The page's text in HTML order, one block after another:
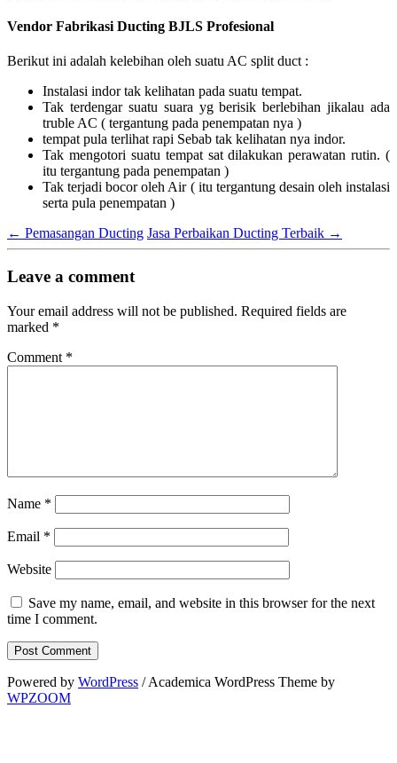
Vendor Fabrikasi Ducting BJLS Profesional
Berikut ini adalah kelebihan oleh suatu AC split duct :
Instalasi indor tak kelihatan pada suatu tempat.
Tak terdengar suatu suara yg berisik berlebihan jikalau ada
truble AC ( tergantung pada penempatan nya )
tempat pula terlihat rapi Sebab tak kelihatan nya indor.
Tak mengotori suatu tempat sat dilakukan perawatan rutin. (
itu tergantung pada penempatan )
Tak terjadi bocor oleh Air ( itu tergantung desain oleh instalasi
serta pula penempatan )
← Pemasangan Ducting Jasa Perbaikan Ducting Terbaik →
Leave a comment
Your email address will not be published. Required fields are
marked *
Comment *
Name *
Email *
Website
Save my name, email, and website in this browser for the next
time I comment.
Powered by WordPress / Academica WordPress Theme by
WPZOOM